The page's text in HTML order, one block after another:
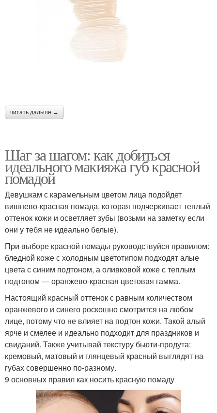
читать дальше →
Шаг за шагом: как добиться
идеального макияжа губ красной
помадой
Девушкам с карамельным цветом лица подойдет
вишнево-красная помада, которая подчеркивает теплый
оттенок кожи и осветляет зубы (возьми на заметку если
они у тебя не идеально белые).
При выборе красной помады руководствуйся правилом:
бледной коже с холодным цветотипом подходят алые
цвета с синим подтоном, а оливковой коже с теплым
подтоном — оранжево-красная цветовая гамма.
Настоящий красный оттенок с равным количеством
оранжевого и синего роскошно смотрится на любом
лице, потому что не влияет на подтон кожи. Такой алый
ярче и смелее и идеально подходит для праздников и
свиданий. Также учитывай текстуру бьюти-продута:
кремовый, матовый и глянцевый красный выглядят на
губах совершенно по-разному.
9 основных правил как носить красную помаду